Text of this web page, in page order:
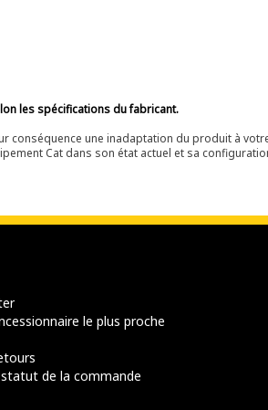
les spécifications du fabricant.
une inadaptation du produit à
Cat dans son état actuel et sa
le plus proche
de la commande